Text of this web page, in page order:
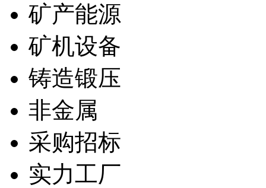
矿产能源
矿机设备
铸造锻压
非金属
采购招标
实力工厂